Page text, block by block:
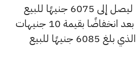
وانخفض سعر عيار 18 ليصل إلى 6075 جنيهًا للبيع
و6015 جنيهًا للشراء، بعد انخفاضًا بقيمة 10 جنيهات
مقارنة بالسعر السابق الذي بلغ 6085 جنيهًا للبيع